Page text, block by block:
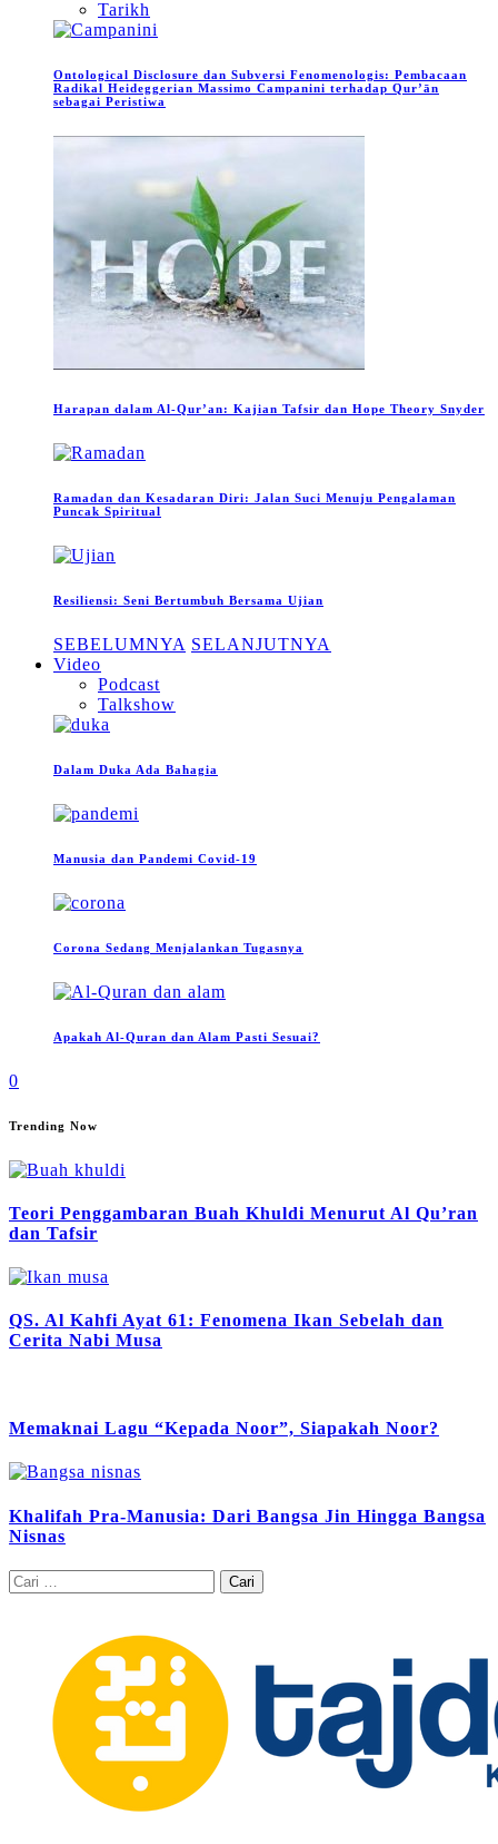
Tarikh
Ontological Disclosure dan Subversi Fenomenologis: Pembacaan
Radikal Heideggerian Massimo Campanini terhadap Qur’ān
sebagai Peristiwa
Harapan dalam Al-Qur’an: Kajian Tafsir dan Hope Theory Snyder
Ramadan dan Kesadaran Diri: Jalan Suci Menuju Pengalaman
Puncak Spiritual
Resiliensi: Seni Bertumbuh Bersama Ujian
SEBELUMNYA SELANJUTNYA
Video
Podcast
Talkshow
Dalam Duka Ada Bahagia
Manusia dan Pandemi Covid-19
Corona Sedang Menjalankan Tugasnya
Apakah Al-Quran dan Alam Pasti Sesuai?
0
Trending Now
Teori Penggambaran Buah Khuldi Menurut Al Qu’ran
dan Tafsir
QS. Al Kahfi Ayat 61: Fenomena Ikan Sebelah dan
Cerita Nabi Musa
Memaknai Lagu “Kepada Noor”, Siapakah Noor?
Khalifah Pra-Manusia: Dari Bangsa Jin Hingga Bangsa
Nisnas
Cari
untuk: